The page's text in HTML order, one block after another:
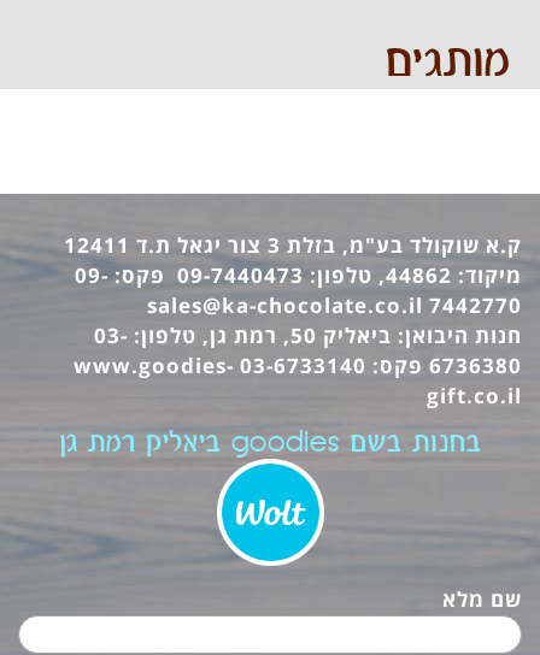
מותגים
ק.א שוקולד בע"מ, בזלת 3 צור יגאל ת.ד 12411
מיקוד: 44862, טלפון: 09-7440473 פקס: 09-
7442770
sales@ka-chocolate.co.il
חנות היבואן: ביאליק 50, רמת גן, טלפון: 03-
6736380 פקס: 03-6733140
www.goodies-
gift.co.il
בחנות בשם goodies ביאליק רמת גן
שם מלא